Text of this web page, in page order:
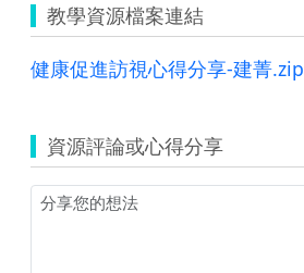
教學資源檔案連結
健康促進訪視心得分享-建菁.zip
資源評論或心得分享